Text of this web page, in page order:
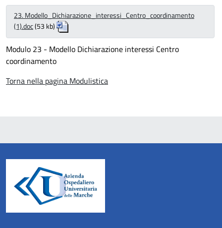
23. Modello_Dichiarazione_interessi_Centro_coordinamento
(1).doc(53 kb)
Modulo 23 - Modello Dichiarazione interessi Centro
coordinamento
Torna nella pagina Modulistica